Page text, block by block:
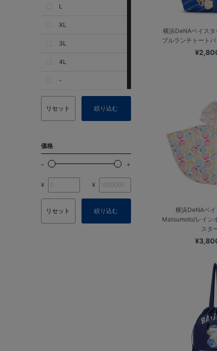
L
XL
3L
4L
-
リセット 絞り込む
価格
¥ ¥
リセット 絞り込む
横浜DeNAベイス
ブルランチトート
横浜DeNAベ
Matsumoto/レイン
スタ